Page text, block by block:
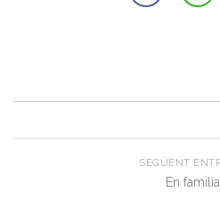
SEGÜENT
En familia